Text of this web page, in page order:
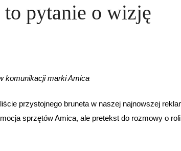
to pytanie o wizję
komunikacji marki Amica
przystojnego bruneta w naszej najnowszej
sprzętów Amica, ale pretekst do rozmowy o roli